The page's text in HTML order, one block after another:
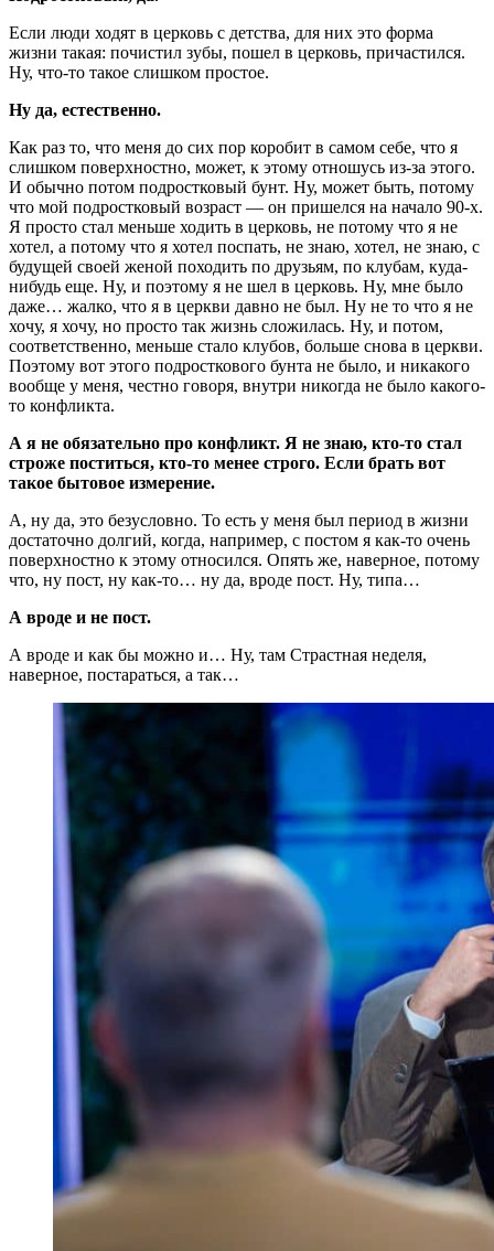
Если люди ходят в церковь с детства, для них это форма
жизни такая: почистил зубы, пошел в церковь, причастился.
Ну, что-то такое слишком простое.
Ну да, естественно.
Как раз то, что меня до сих пор коробит в самом себе, что я
слишком поверхностно, может, к этому отношусь из-за этого.
И обычно потом подростковый бунт. Ну, может быть, потому
что мой подростковый возраст — он пришелся на начало 90-х.
Я просто стал меньше ходить в церковь, не потому что я не
хотел, а потому что я хотел поспать, не знаю, хотел, не знаю, с
будущей своей женой походить по друзьям, по клубам, куда-
нибудь еще. Ну, и поэтому я не шел в церковь. Ну, мне было
даже… жалко, что я в церкви давно не был. Ну не то что я не
хочу, я хочу, но просто так жизнь сложилась. Ну, и потом,
соответственно, меньше стало клубов, больше снова в церкви.
Поэтому вот этого подросткового бунта не было, и никакого
вообще у меня, честно говоря, внутри никогда не было какого-
то конфликта.
А я не обязательно про конфликт. Я не знаю, кто-то стал
строже поститься, кто-то менее строго. Если брать вот
такое бытовое измерение.
А, ну да, это безусловно. То есть у меня был период в жизни
достаточно долгий, когда, например, с постом я как-то очень
поверхностно к этому относился. Опять же, наверное, потому
что, ну пост, ну как-то… ну да, вроде пост. Ну, типа…
А вроде и не пост.
А вроде и как бы можно и… Ну, там Страстная неделя,
наверное, постараться, а так…